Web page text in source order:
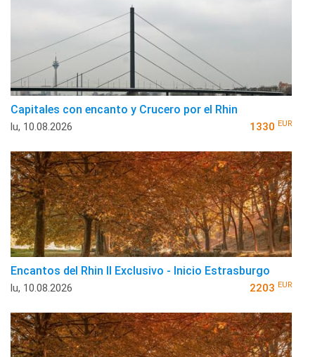
Capitales con encanto y Crucero por el Rhin
lu, 10.08.2026 1330 EUR
Encantos del Rhin II Exclusivo - Inicio Estrasburgo
lu, 10.08.2026 2203 EUR